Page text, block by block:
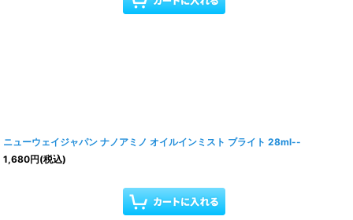
ニューウェイジャパン ナノアミノ オイルインミスト ブライト 28ml--
1,680円(税込)